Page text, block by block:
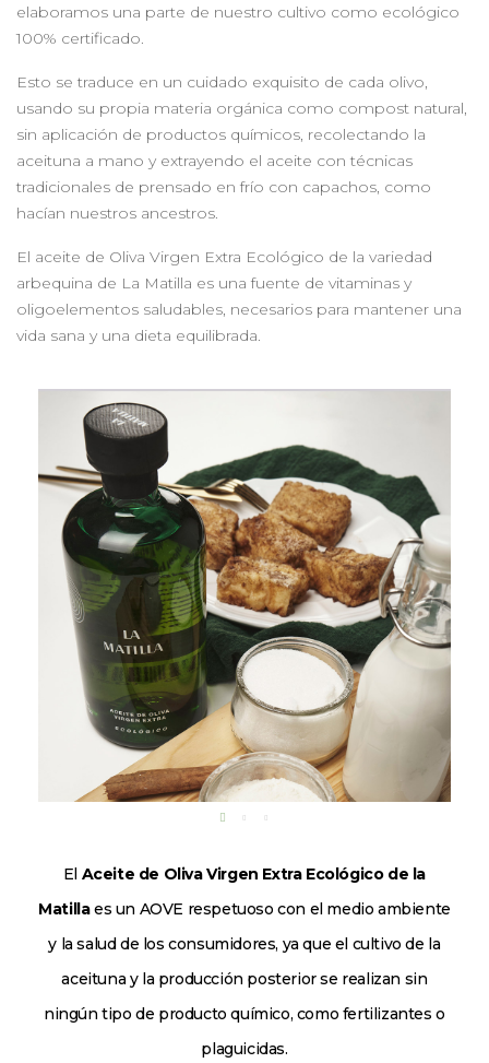
elaboramos una parte de nuestro cultivo como ecológico
100% certificado.
Esto se traduce en un cuidado exquisito de cada olivo,
usando su propia materia orgánica como compost natural,
sin aplicación de productos químicos, recolectando la
aceituna a mano y extrayendo el aceite con técnicas
tradicionales de prensado en frío con capachos, como
hacían nuestros ancestros.
El aceite de Oliva Virgen Extra Ecológico de la variedad
arbequina de La Matilla es una fuente de vitaminas y
oligoelementos saludables, necesarios para mantener una
vida sana y una dieta equilibrada.
El Aceite de Oliva Virgen Extra Ecológico de la
Matillaes un AOVE respetuoso con el medio ambiente
y la salud de los consumidores, ya que el cultivo de la
aceituna y la producción posterior se realizan sin
ningún tipo de producto químico, como fertilizantes o
plaguicidas.